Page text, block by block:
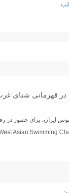
قهرمانی شنای
ایران، برای حضور در